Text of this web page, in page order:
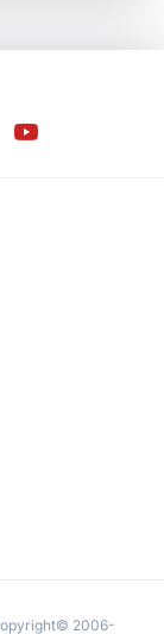
2006-